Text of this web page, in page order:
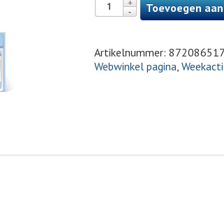
Toevoegen
Artikelnummer:
Webwinkel pagina,